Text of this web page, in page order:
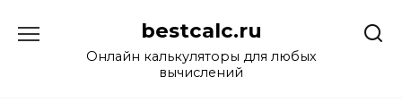
содержанию
bestcalc.ru
Онлайн калькуляторы для любых
вычислений